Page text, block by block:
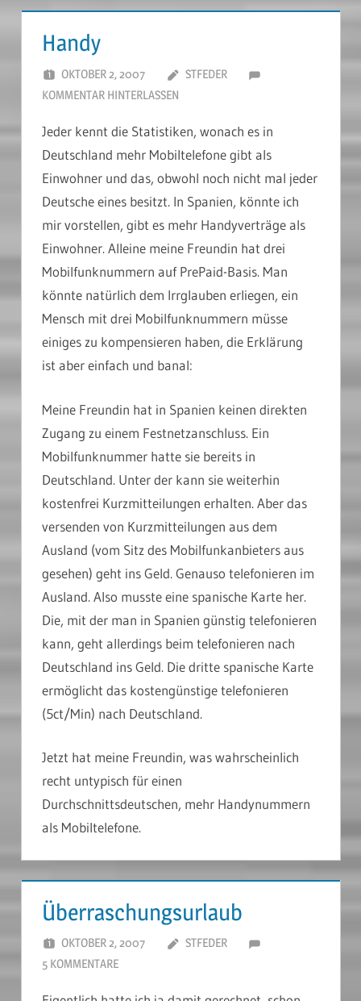
Handy
OKTOBER 2, 2007
STFEDER
KOMMENTAR HINTERLASSEN
Jeder kennt die Statistiken, wonach es in
Deutschland mehr Mobiltelefone gibt als
Einwohner und das, obwohl noch nicht mal jeder
Deutsche eines besitzt. In Spanien, könnte ich
mir vorstellen, gibt es mehr Handyverträge als
Einwohner. Alleine meine Freundin hat drei
Mobilfunknummern auf PrePaid-Basis. Man
könnte natürlich dem Irrglauben erliegen, ein
Mensch mit drei Mobilfunknummern müsse
einiges zu kompensieren haben, die Erklärung
ist aber einfach und banal:
Meine Freundin hat in Spanien keinen direkten
Zugang zu einem Festnetzanschluss. Ein
Mobilfunknummer hatte sie bereits in
Deutschland. Unter der kann sie weiterhin
kostenfrei Kurzmitteilungen erhalten. Aber das
versenden von Kurzmitteilungen aus dem
Ausland (vom Sitz des Mobilfunkanbieters aus
gesehen) geht ins Geld. Genauso telefonieren im
Ausland. Also musste eine spanische Karte her.
Die, mit der man in Spanien günstig telefonieren
kann, geht allerdings beim telefonieren nach
Deutschland ins Geld. Die dritte spanische Karte
ermöglicht das kostengünstige telefonieren
(5ct/Min) nach Deutschland.
Jetzt hat meine Freundin, was wahrscheinlich
recht untypisch für einen
Durchschnittsdeutschen, mehr Handynummern
als Mobiltelefone.
Überraschungsurlaub
OKTOBER 2, 2007
STFEDER
5 KOMMENTARE